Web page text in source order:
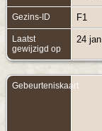
Gezins-ID F1
Laatst
gewijzigd op
24
Gebeurteniskaart